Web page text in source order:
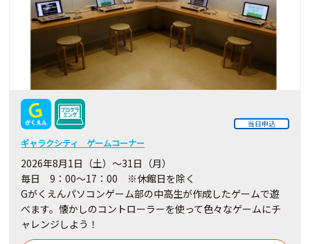
当日申込
ギャラクシティ ゲームコーナー
2026年8月1日（土）～31日（月）
毎日 9：00～17：00 ※休館日を除く
Gがくえんパソコンゲーム部の中高生が作成したゲームで遊
べます。懐かしのコントローラーを使って色々なゲームにチ
ャレンジしよう！